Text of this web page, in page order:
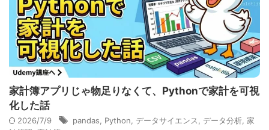
家計簿アプリじゃ物足りなくて、Pythonで家計を可視
化した話
2026/7/9 pandas Python データサイエンス データ分析 家